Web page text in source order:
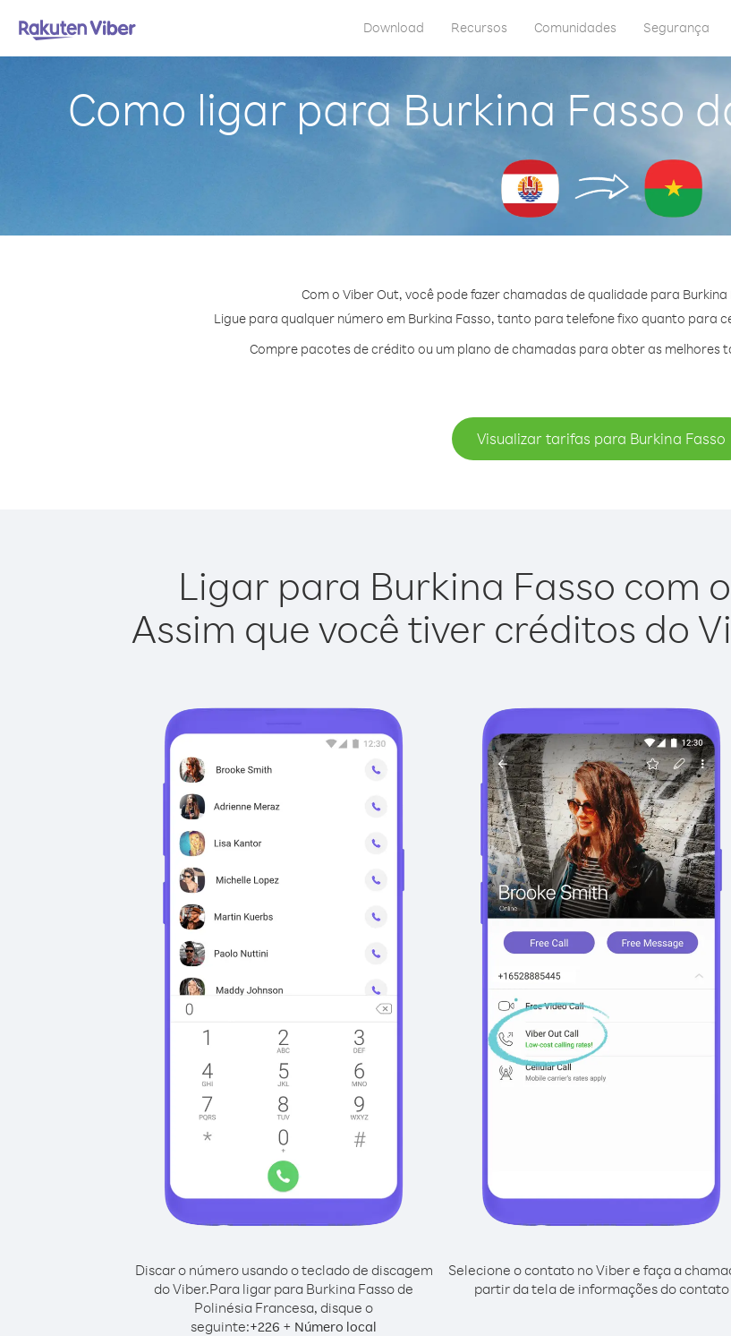
Download Recursos Comunidades Segurança
Como ligar para Burkina Fasso
Com o Viber Out, você pode fazer chamadas de qualidade para Burkina
Ligue para qualquer número em Burkina Fasso, tanto para telefone fixo quanto para
Compre pacotes de crédito ou um plano de chamadas para obter as melhores
Visualizar tarifas para Burkina Fasso
Ligar para Burkina Fasso com
Assim que você tiver créditos do
Discar o número usando o teclado de discagem
do Viber.Para ligar para Burkina Fasso de
Polinésia Francesa, disque o
seguinte:+226 + Número local
Selecione o contato no Viber e faça a
partir da tela de informações do contato